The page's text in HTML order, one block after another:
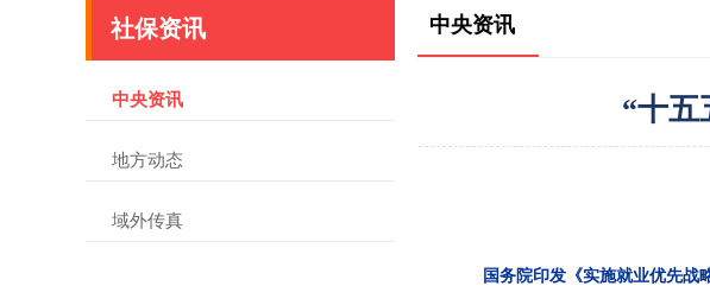
社保资讯
中央资讯
地方动态
域外传真
中央资讯
“十五
国务院印发《实施就业优先战